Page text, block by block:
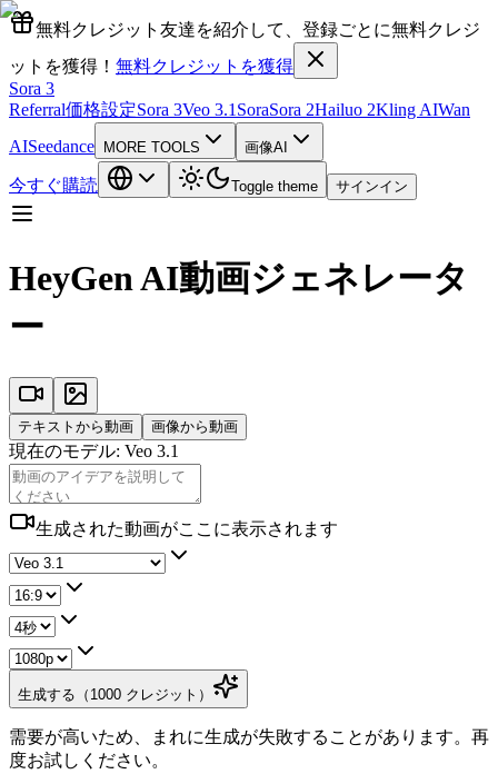
無料クレジット 友達を紹介して、登録ごとに無料クレジ
ットを獲得！ 無料クレジットを獲得
Sora 3
Referral価格設定Sora 3Veo 3.1 SoraSora 2Hailuo 2Kling AIWan
AISeedance MORE TOOLS 画像AI
今すぐ購読 Toggle theme サインイン
HeyGen AI動画ジェネレータ
ー
テキストから動画 画像から動画
現在のモデル: Veo 3.1
生成された動画がここに表示されます
生成する（1000 クレジット）
需要が高いため、まれに生成が失敗することがあります。再
度お試しください。